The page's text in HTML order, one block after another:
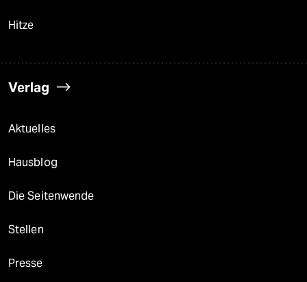
Hitze
Verlag
Aktuelles
Hausblog
Die Seitenwende
Stellen
Presse